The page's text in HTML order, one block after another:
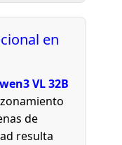
en
VL 32B
de
resulta